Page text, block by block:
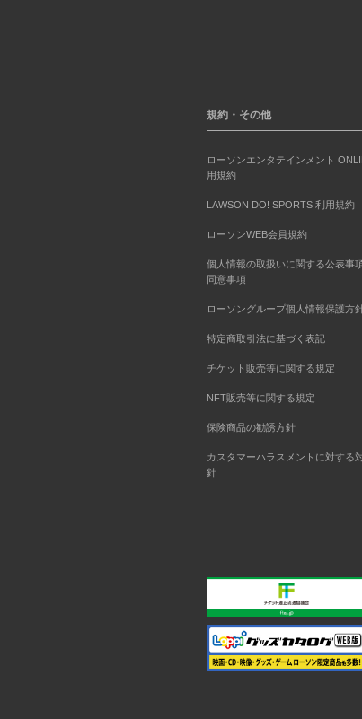
規約・その他
ローソンエンタテインメント
用規約
LAWSON DO! SPORTS 利用規約
ローソンWEB会員規約
個人情報の取扱いに関する公表事
同意事項
ローソングループ個人情報保護方
特定商取引法に基づく表記
チケット販売等に関する規定
NFT販売等に関する規定
保険商品の勧誘方針
カスタマーハラスメントに対する
針